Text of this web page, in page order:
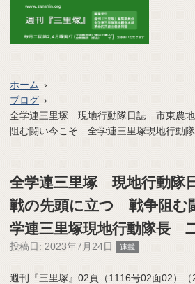
ホーム
ブログ
全学連三里塚 現地行動隊日誌 市東農
阻む闘い今こそ 全学連三里塚現地行
全学連三里塚 現地行動隊
戦の先頭に立つ 戦争阻
学連三里塚現地行動隊長
投稿日: 2023年7月24日 連載
週刊『三里塚』02頁（1116号02面02）（